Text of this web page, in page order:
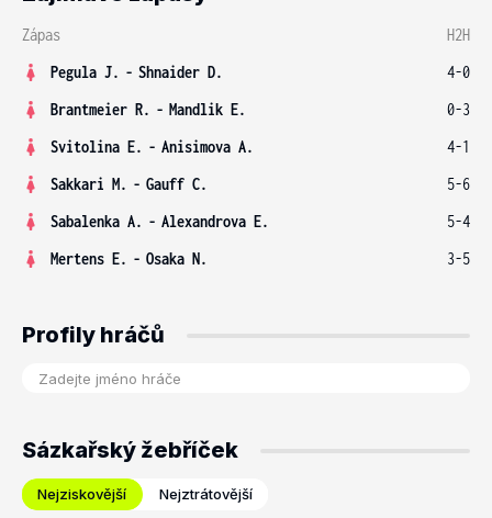
Zápas
H2H
Pegula J. - Shnaider D.
4-0
Brantmeier R. - Mandlik E.
0-3
Svitolina E. - Anisimova A.
4-1
Sakkari M. - Gauff C.
5-6
Sabalenka A. - Alexandrova E.
5-4
Mertens E. - Osaka N. 3-5
Profily hráčů
Sázkařský žebříček
Nejziskovější Nejztrátovější